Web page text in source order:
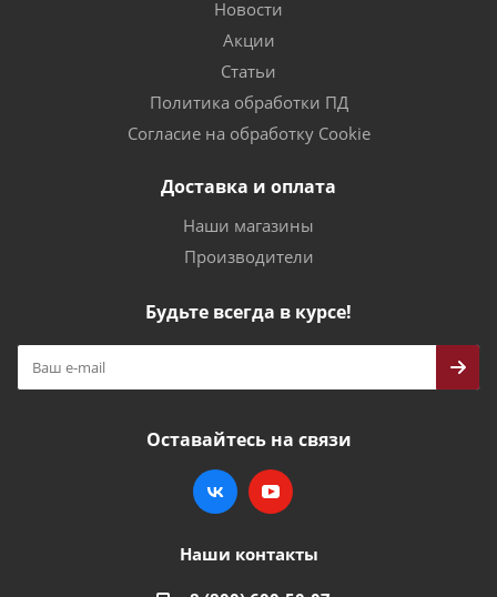
Новости
Акции
Статьи
Политика обработки ПД
Согласие на обработку Cookie
Доставка и оплата
Наши магазины
Производители
Будьте всегда в курсе!
Оставайтесь на связи
Наши контакты